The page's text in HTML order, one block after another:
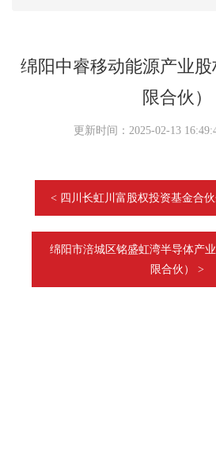
绵阳中睿移动能源产业
限合伙）
更新时间：2025-02-13
< 四川长虹川富股权投资基金合伙
绵阳市涪城区铭盛虹湾半导体产
限合伙） >